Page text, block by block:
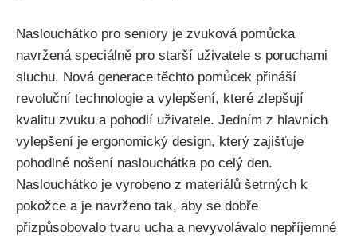
Naslouchátko pro seniory je zvuková pomůcka
navržená speciálně pro starší uživatele s poruchami
sluchu. Nová generace těchto pomůcek přináší
revoluční technologie a vylepšení, které zlepšují
kvalitu zvuku a pohodlí uživatele. Jedním z hlavních
vylepšení je ergonomický design, který zajišťuje
pohodlné nošení naslouchátka po celý den.
Naslouchátko je vyrobeno z materiálů šetrných k
pokožce a je navrženo tak, aby se dobře
přizpůsobovalo tvaru ucha a nevyvolávalo nepříjemné